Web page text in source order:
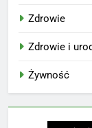
Zdrowie
Zdrowie i
Żywność